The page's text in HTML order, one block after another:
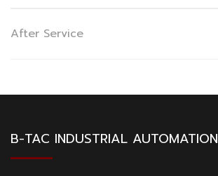
After Service
B-TAC INDUSTRIAL AUTOMATION